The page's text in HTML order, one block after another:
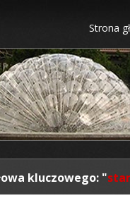
Strona
kluczowego: "